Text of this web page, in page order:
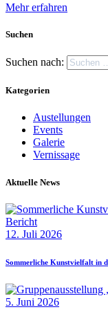
Mehr erfahren
Suchen
Suchen nach:
Kategorien
Austellungen
Events
Galerie
Vernissage
Aktuelle News
12. Juli 2026
Sommerliche Kunstvielfalt in
5. Juni 2026